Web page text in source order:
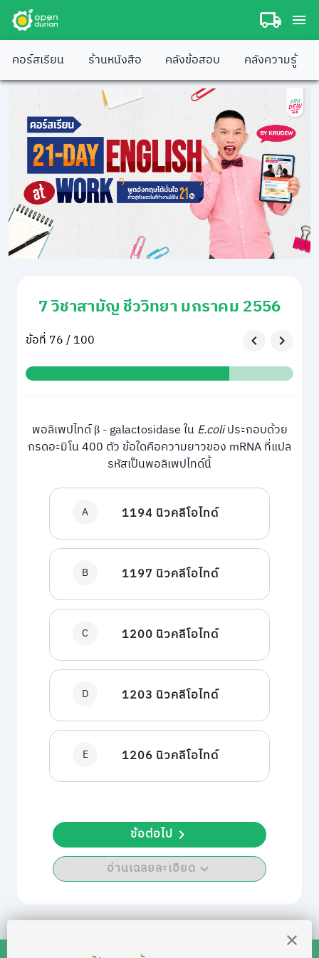
คอร์สเรียน ร้านหนังสือ คลังข้อสอบ คลังความรู้
7 วิชาสามัญ ชีววิทยา มกราคม 2556
ข้อที่ 76 / 100
พอลิเพปไทด์ β - galactosidase ในE.coliประกอบด้วย
กรดอะมิโน 400 ตัว ข้อใดคือความยาวของ mRNA ที่แปล
รหัสเป็นพอลิเพปไทด์นี้
A 1194 นิวคลีโอไทด์
B 1197 นิวคลีโอไทด์
C 1200 นิวคลีโอไทด์
D 1203 นิวคลีโอไทด์
E 1206 นิวคลีโอไทด์
อ่านเฉลยละเอียด
ข้อต่อไป